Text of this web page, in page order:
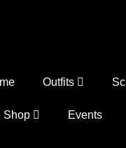
Outfits
Shop Events